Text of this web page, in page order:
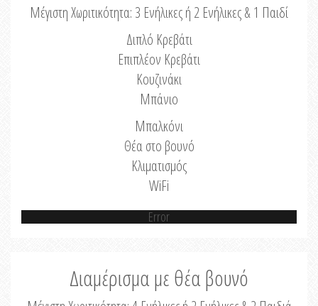
Μέγιστη Χωριτικότητα: 3 Ενήλικες ή 2 Ενήλικες & 1 Παιδί
Διπλό Κρεβάτι
Επιπλέον Κρεβάτι
Κουζινάκι
Μπάνιο
Μπαλκόνι
Θέα στο βουνό
Κλιματισμός
WiFi
Error
Διαμέρισμα με θέα βουνό